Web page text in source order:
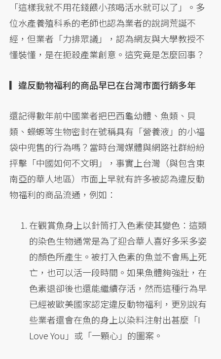
「這樣我就不用花錢餵小孩喝活水就可以了」。多
位水產養殖科系的老師也認為業者的說詞荒誕不
經，但業者「力排眾議」，認為網友與大學教授不
懂裝懂，是在扼殺產業創意。這究竟是怎麼回事？
▎違反動物福利的商品早已在台灣市面行銷多年
還記得數年前中國業者把巴西龜幼體、魚類、貝
類、蠑螈等生物密封在號稱具有「營養液」的小福
袋中兜售的行為嗎？當時台灣媒體與網路社群紛紛
抨擊「中國如何不文明」，事實上台灣（與包含東
南亞的華人地區）市面上早就有許多被認為違反動
物福利的商品流通，例如：
在觀賞魚身上以針筒打入色素使其變色：這類
的染色生物通常是為了迎合華人喜好多采多姿
的顏色所產生。被打入色素的魚並不會馬上死
亡，也可以活一段時間。如果魚體夠強壯，在
色素退卻後也還能繼續存活，然而這種行為早
已經被歐美國家認定違反動物福利，更別說有
些業者還會在魚的身上以染料注射出甚麼「I
Love You」或「一顆心」的圖案。